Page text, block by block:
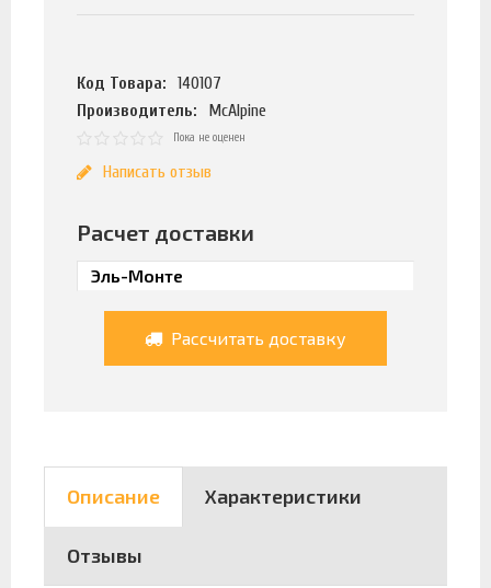
Код Товара:
140107
Производитель:
McAlpine
Пока не оценен
Написать отзыв
Расчет доставки
Рассчитать доставку
Описание Характеристики
Отзывы